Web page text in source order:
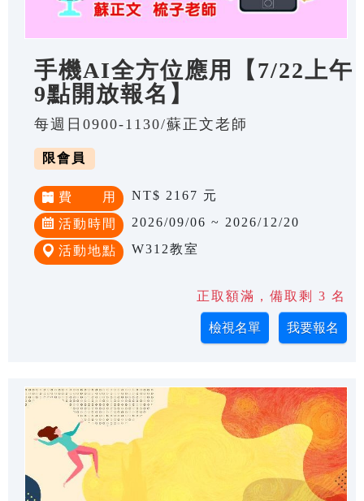
手機AI全方位應用【7/22上午
9點開放報名】
每週日0900-1130/蘇正文老師
限會員
費 用 NT$ 2167 元
活動時間 2026/09/06 ~ 2026/12/20
活動地點 W312教室
正取額滿，備取剩 3 名